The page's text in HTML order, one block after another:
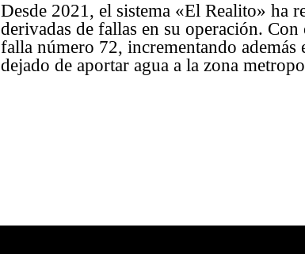
Desde 2021, el sistema «El Realito» ha
derivadas de fallas en su operación.
falla número 72, incrementando
dejado de aportar agua a la zona